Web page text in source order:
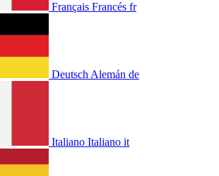
Français Francés fr
Deutsch Alemán de
Italiano Italiano it